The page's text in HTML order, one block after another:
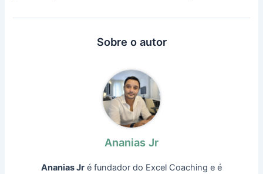
Sobre o autor
Ananias Jr
Ananias Jr é fundador do Excel Coaching e é